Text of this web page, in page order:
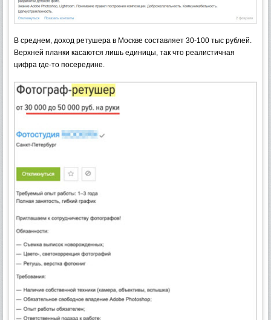
В среднем, доход ретушера в Москве составляет 30-100 тыс рублей.
Верхней планки касаются лишь единицы, так что реалистичная
цифра где-то посередине.